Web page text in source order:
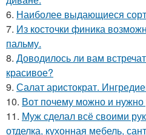
6. Наиболее выдающиеся
7. Из косточки финика
пальму.
8. Доводилось ли вам
красивое?
9. Салат аристократ.
10. Вот почему можно и нужно
11. Муж сделал всё своими
отделка, кухонная мебель,